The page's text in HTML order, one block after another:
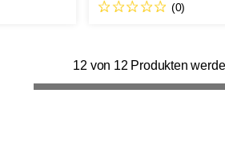
(0)
12 von 12 Produkten